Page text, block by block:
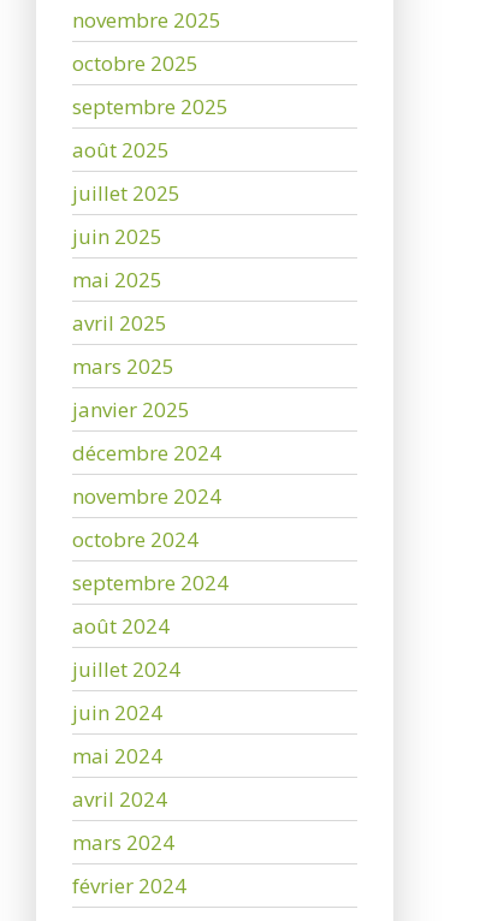
novembre 2025
octobre 2025
septembre 2025
août 2025
juillet 2025
juin 2025
mai 2025
avril 2025
mars 2025
janvier 2025
décembre 2024
novembre 2024
octobre 2024
septembre 2024
août 2024
juillet 2024
juin 2024
mai 2024
avril 2024
mars 2024
février 2024